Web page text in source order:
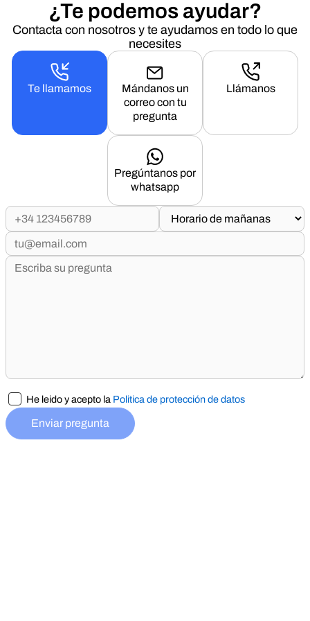
¿Te podemos ayudar?
Contacta con nosotros y te ayudamos en todo lo que
necesites
Te llamamos
Mándanos un
correo con tu
pregunta
Llámanos
Pregúntanos por
whatsapp
He leido y acepto la Politica de protección de datos
Enviar pregunta